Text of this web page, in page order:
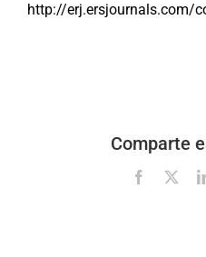
http://erj.ersjournals.com/
Comparte
Facebook